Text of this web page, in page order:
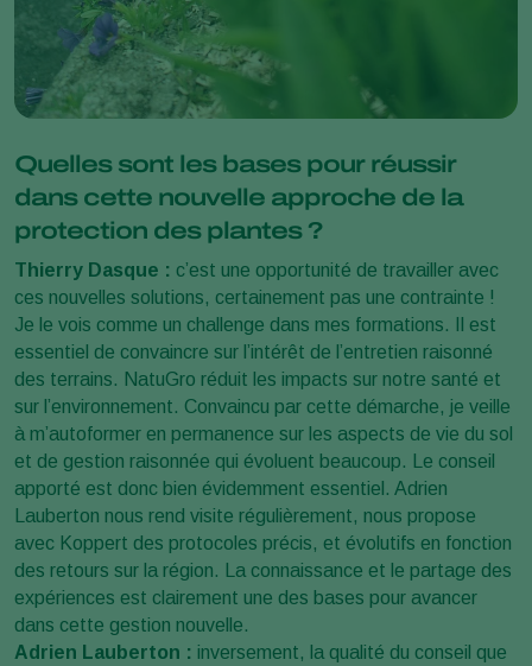
Quelles sont les bases pour réussir
dans cette nouvelle approche de la
protection des plantes ?
Thierry Dasque : c’est une opportunité de travailler avec
ces nouvelles solutions, certainement pas une contrainte !
Je le vois comme un challenge dans mes formations. Il est
essentiel de convaincre sur l’intérêt de l’entretien raisonné
des terrains. NatuGro réduit les impacts sur notre santé et
sur l’environnement. Convaincu par cette démarche, je veille
à m’autoformer en permanence sur les aspects de vie du sol
et de gestion raisonnée qui évoluent beaucoup. Le conseil
apporté est donc bien évidemment essentiel. Adrien
Lauberton nous rend visite régulièrement, nous propose
avec Koppert des protocoles précis, et évolutifs en fonction
des retours sur la région. La connaissance et le partage des
expériences est clairement une des bases pour avancer
dans cette gestion nouvelle.
Adrien Lauberton : inversement, la qualité du conseil que